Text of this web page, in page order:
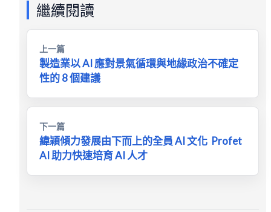
繼續閱讀
上一篇
製造業以 AI 應對景氣循環與地緣政治不確定
性的 8 個建議
下一篇
緯穎傾力發展由下而上的全員 AI 文化 Profet
AI 助力快速培育 AI 人才